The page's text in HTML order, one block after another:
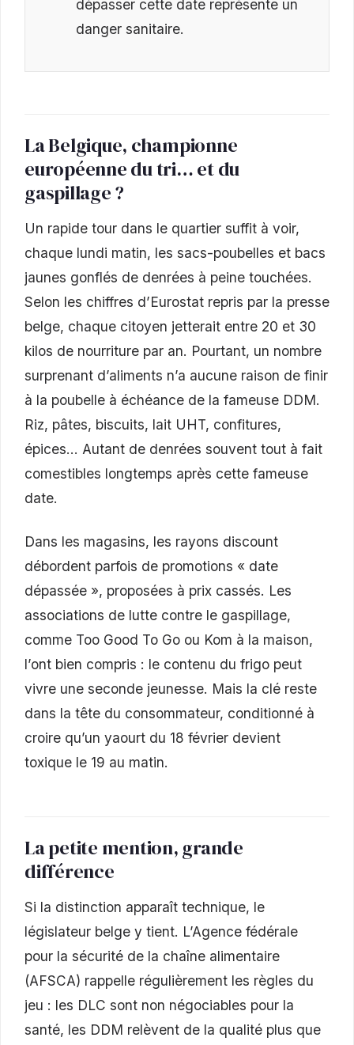
dépasser cette date représente un
danger sanitaire.
La Belgique, championne
européenne du tri… et du
gaspillage ?
Un rapide tour dans le quartier suffit à voir,
chaque lundi matin, les sacs-poubelles et bacs
jaunes gonflés de denrées à peine touchées.
Selon les chiffres d’Eurostat repris par la presse
belge, chaque citoyen jetterait entre 20 et 30
kilos de nourriture par an. Pourtant, un nombre
surprenant d’aliments n’a aucune raison de finir
à la poubelle à échéance de la fameuse DDM.
Riz, pâtes, biscuits, lait UHT, confitures,
épices… Autant de denrées souvent tout à fait
comestibles longtemps après cette fameuse
date.
Dans les magasins, les rayons discount
débordent parfois de promotions « date
dépassée », proposées à prix cassés. Les
associations de lutte contre le gaspillage,
comme Too Good To Go ou Kom à la maison,
l’ont bien compris : le contenu du frigo peut
vivre une seconde jeunesse. Mais la clé reste
dans la tête du consommateur, conditionné à
croire qu’un yaourt du 18 février devient
toxique le 19 au matin.
La petite mention, grande
différence
Si la distinction apparaît technique, le
législateur belge y tient. L’Agence fédérale
pour la sécurité de la chaîne alimentaire
(AFSCA) rappelle régulièrement les règles du
jeu : les DLC sont non négociables pour la
santé, les DDM relèvent de la qualité plus que